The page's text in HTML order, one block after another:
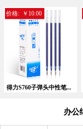
得力S760子弹头中性笔...
价格: ￥10.00
办公